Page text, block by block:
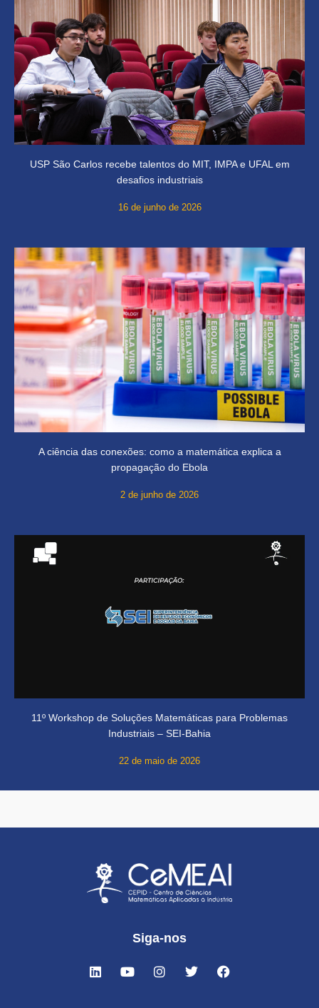
USP São Carlos recebe talentos do MIT, IMPA e UFAL em
desafios industriais
16 de junho de 2026
A ciência das conexões: como a matemática explica a
propagação do Ebola
2 de junho de 2026
11º Workshop de Soluções Matemáticas para Problemas
Industriais – SEI-Bahia
22 de maio de 2026
Siga-nos